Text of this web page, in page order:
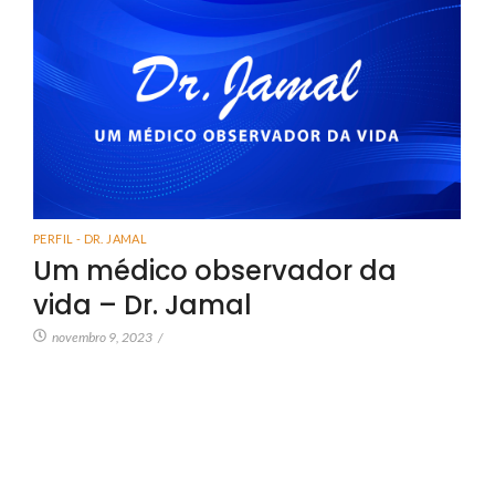
PERFIL - DR. JAMAL
Um médico observador da
vida – Dr. Jamal
novembro 9, 2023 /